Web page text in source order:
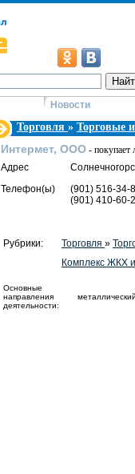
Новости
Торговля » Торговые
Интермет, ООО - покупает
Адрес
Телефон(ы)
(901) 516-34-
(901) 410-60-
Рубрики: Торговля »
Комплекс ЖКХ
Основные
направления
деятельности: